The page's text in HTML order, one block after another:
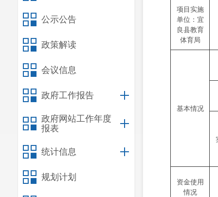
公示公告
政策解读
会议信息
政府工作报告
政府网站工作年度
报表
统计信息
规划计划
项目实施
单位：宜
良县教育
体育局
基本情况
资金使用
情况